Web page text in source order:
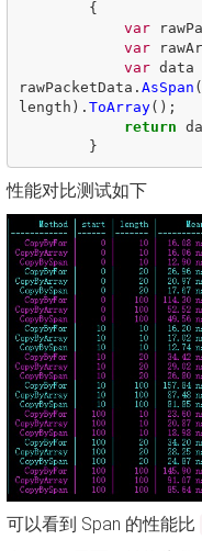
{
var
var
var data
rawPacketData . AsSpan (
length ). ToArray();
return
}
性能对比测试如下
可以看到 Span 的性能比